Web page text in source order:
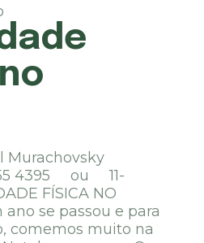
Murachovsky
4395 ou 11-
FÍSICA NO
ano se passou e para
comemos muito na